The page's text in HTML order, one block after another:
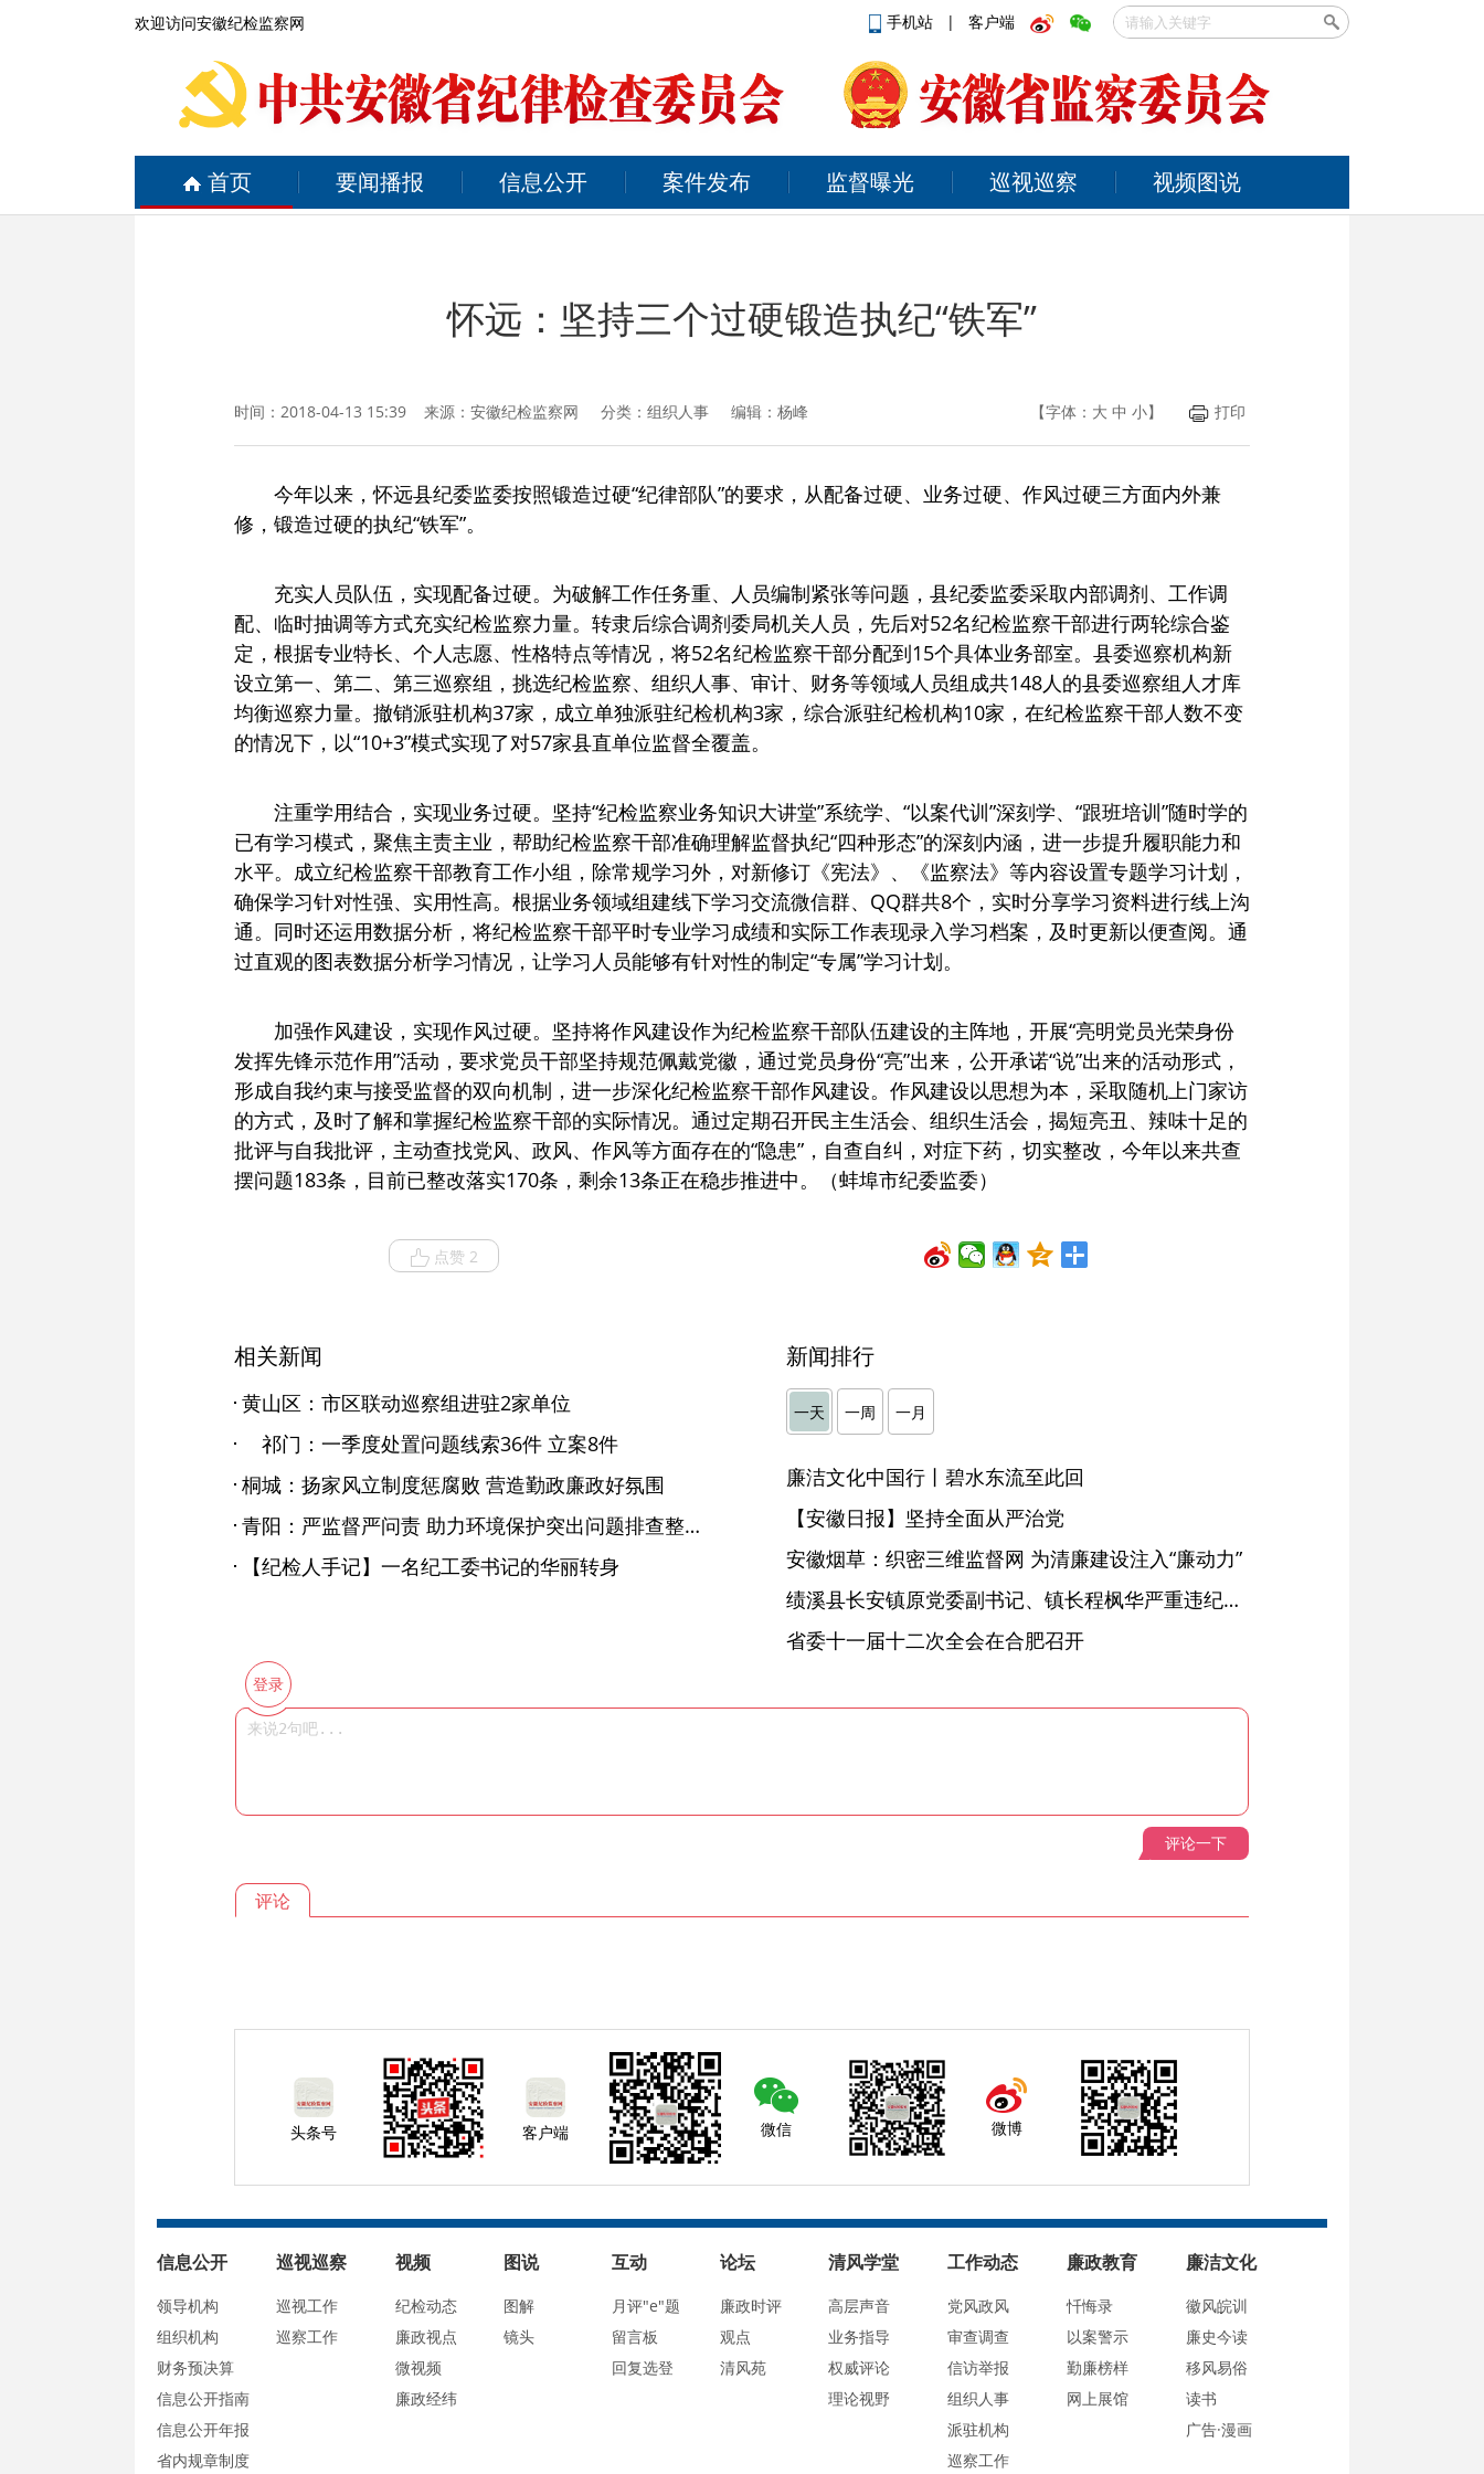
欢迎访问安徽纪检监察网 手机站 | 客户端
首页 要闻播报 信息公开 案件发布 监督曝光 巡视巡察 视频图说
怀远：坚持三个过硬锻造执纪“铁军”
时间：2018-04-13 15:39 来源： 安徽纪检监察网 分类：组织人事 编辑：杨峰 【字体： 大 中 小】 打印
今年以来，怀远县纪委监委按照锻造过硬“纪律部队”的要求，从配备过硬、业务过硬、作风过硬三方面内外兼
修，锻造过硬的执纪“铁军”。
充实人员队伍，实现配备过硬。为破解工作任务重、人员编制紧张等问题，县纪委监委采取内部调剂、工作调
配、临时抽调等方式充实纪检监察力量。转隶后综合调剂委局机关人员，先后对52名纪检监察干部进行两轮综合鉴
定，根据专业特长、个人志愿、性格特点等情况，将52名纪检监察干部分配到15个具体业务部室。县委巡察机构新
设立第一、第二、第三巡察组，挑选纪检监察、组织人事、审计、财务等领域人员组成共148人的县委巡察组人才库
均衡巡察力量。撤销派驻机构37家，成立单独派驻纪检机构3家，综合派驻纪检机构10家，在纪检监察干部人数不变
的情况下，以“10+3”模式实现了对57家县直单位监督全覆盖。
注重学用结合，实现业务过硬。坚持“纪检监察业务知识大讲堂”系统学、“以案代训”深刻学、“跟班培训”随时学的
已有学习模式，聚焦主责主业，帮助纪检监察干部准确理解监督执纪“四种形态”的深刻内涵，进一步提升履职能力和
水平。成立纪检监察干部教育工作小组，除常规学习外，对新修订《宪法》、《监察法》等内容设置专题学习计划，
确保学习针对性强、实用性高。根据业务领域组建线下学习交流微信群、QQ群共8个，实时分享学习资料进行线上沟
通。同时还运用数据分析，将纪检监察干部平时专业学习成绩和实际工作表现录入学习档案，及时更新以便查阅。通
过直观的图表数据分析学习情况，让学习人员能够有针对性的制定“专属”学习计划。
加强作风建设，实现作风过硬。坚持将作风建设作为纪检监察干部队伍建设的主阵地，开展“亮明党员光荣身份
发挥先锋示范作用”活动，要求党员干部坚持规范佩戴党徽，通过党员身份“亮”出来，公开承诺“说”出来的活动形式，
形成自我约束与接受监督的双向机制，进一步深化纪检监察干部作风建设。作风建设以思想为本，采取随机上门家访
的方式，及时了解和掌握纪检监察干部的实际情况。通过定期召开民主生活会、组织生活会，揭短亮丑、辣味十足的
批评与自我批评，主动查找党风、政风、作风等方面存在的“隐患”，自查自纠，对症下药，切实整改，今年以来共查
摆问题183条，目前已整改落实170条，剩余13条正在稳步推进中。（蚌埠市纪委监委）
点赞 2
相关新闻
黄山区：市区联动巡察组进驻2家单位
祁门：一季度处置问题线索36件 立案8件
桐城：扬家风立制度惩腐败 营造勤政廉政好氛围
青阳：严监督严问责 助力环境保护突出问题排查整治行动
【纪检人手记】一名纪工委书记的华丽转身
新闻排行
一天 一周 一月
廉洁文化中国行丨碧水东流至此回
【安徽日报】坚持全面从严治党
安徽烟草：织密三维监督网 为清廉建设注入“廉动力”
绩溪县长安镇原党委副书记、镇长程枫华严重违纪违法被开除党籍和公职
省委十一届十二次全会在合肥召开
登录
评论一下
评论
头条号 客户端 微信 微博
信息公开
领导机构
组织机构
财务预决算
信息公开指南
信息公开年报
省内规章制度
巡视巡察
巡视工作
巡察工作
视频
纪检动态
廉政视点
微视频
廉政经纬
图说
图解
镜头
互动
月评"e"题
留言板
回复选登
论坛
廉政时评
观点
清风苑
清风学堂
高层声音
业务指导
权威评论
理论视野
工作动态
党风政风
审查调查
信访举报
组织人事
派驻机构
巡察工作
廉政教育
忏悔录
以案警示
勤廉榜样
网上展馆
廉洁文化
徽风皖训
廉史今读
移风易俗
读书
广告·漫画